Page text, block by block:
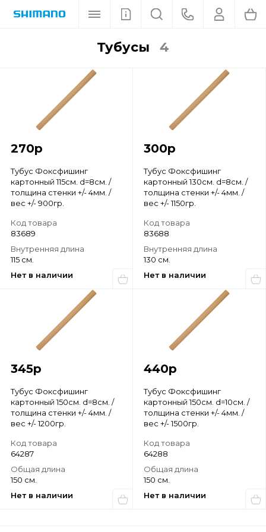
тубусы 4
270р
Тубус Фоксфишинг
картонный 115см. d=8см. /
толщина стенки +/- 4мм. /
вес +/- 900гр.
Код товара
83689
Внутренняя длина
115 см.
Нет в наличии
300р
Тубус Фоксфишинг
картонный 130см. d=8см. /
толщина стенки +/- 4мм. /
вес +/- 1150гр.
Код товара
83688
Внутренняя длина
130 см.
Нет в наличии
345р
Тубус Фоксфишинг
картонный 150см. d=8см. /
толщина стенки +/- 4мм. /
вес +/- 1200гр.
Код товара
64287
Общая длина
150 см.
Нет в наличии
440р
Тубус Фоксфишинг
картонный 150см. d=10см. /
толщина стенки +/- 4мм. /
вес +/- 1500гр.
Код товара
64288
Общая длина
150 см.
Нет в наличии